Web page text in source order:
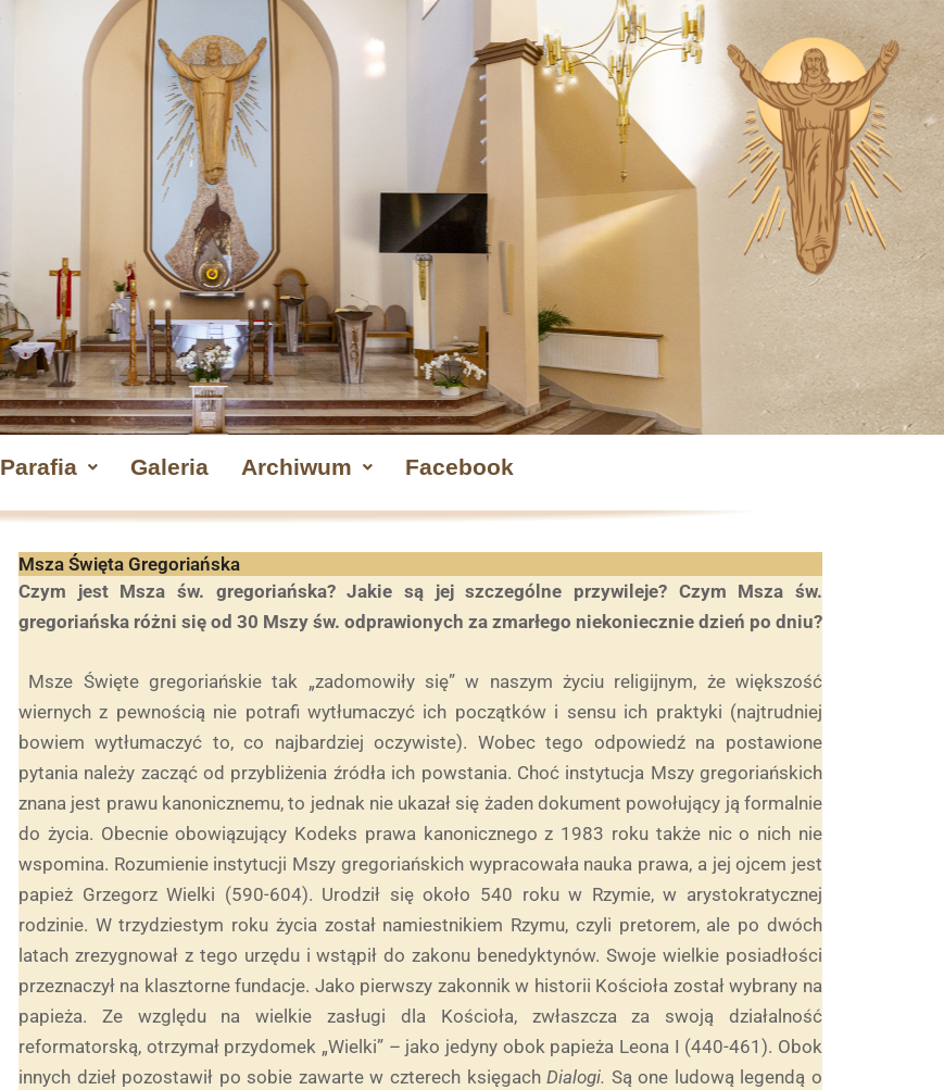
Parafia Galeria Archiwum Facebook
Msza Święta Gregoriańska
Czym jest Msza św. gregoriańska? Jakie są jej szczególne przywileje? Czym Msza św.
gregoriańska różni się od 30 Mszy św. odprawionych za zmarłego niekoniecznie dzień po dniu?
Msze Święte gregoriańskie tak „zadomowiły się” w naszym życiu religijnym, że większość
wiernych z pewnością nie potrafi wytłumaczyć ich początków i sensu ich praktyki (najtrudniej
bowiem wytłumaczyć to, co najbardziej oczywiste). Wobec tego odpowiedź na postawione
pytania należy zacząć od przybliżenia źródła ich powstania. Choć instytucja Mszy gregoriańskich
znana jest prawu kanonicznemu, to jednak nie ukazał się żaden dokument powołujący ją formalnie
do życia. Obecnie obowiązujący Kodeks prawa kanonicznego z 1983 roku także nic o nich nie
wspomina. Rozumienie instytucji Mszy gregoriańskich wypracowała nauka prawa, a jej ojcem jest
papież Grzegorz Wielki (590-604). Urodził się około 540 roku w Rzymie, w arystokratycznej
rodzinie. W trzydziestym roku życia został namiestnikiem Rzymu, czyli pretorem, ale po dwóch
latach zrezygnował z tego urzędu i wstąpił do zakonu benedyktynów. Swoje wielkie posiadłości
przeznaczył na klasztorne fundacje. Jako pierwszy zakonnik w historii Kościoła został wybrany na
papieża. Ze względu na wielkie zasługi dla Kościoła, zwłaszcza za swoją działalność
reformatorską, otrzymał przydomek „Wielki” – jako jedyny obok papieża Leona I (440-461). Obok
innych dzieł pozostawił po sobie zawarte w czterech księgachDialogi. Są one ludową legendą o